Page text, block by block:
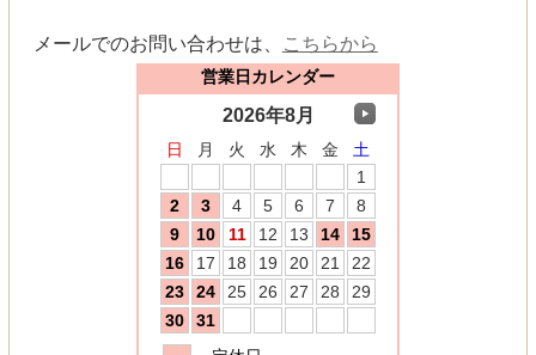
メールでのお問い合わせは、 こちらから